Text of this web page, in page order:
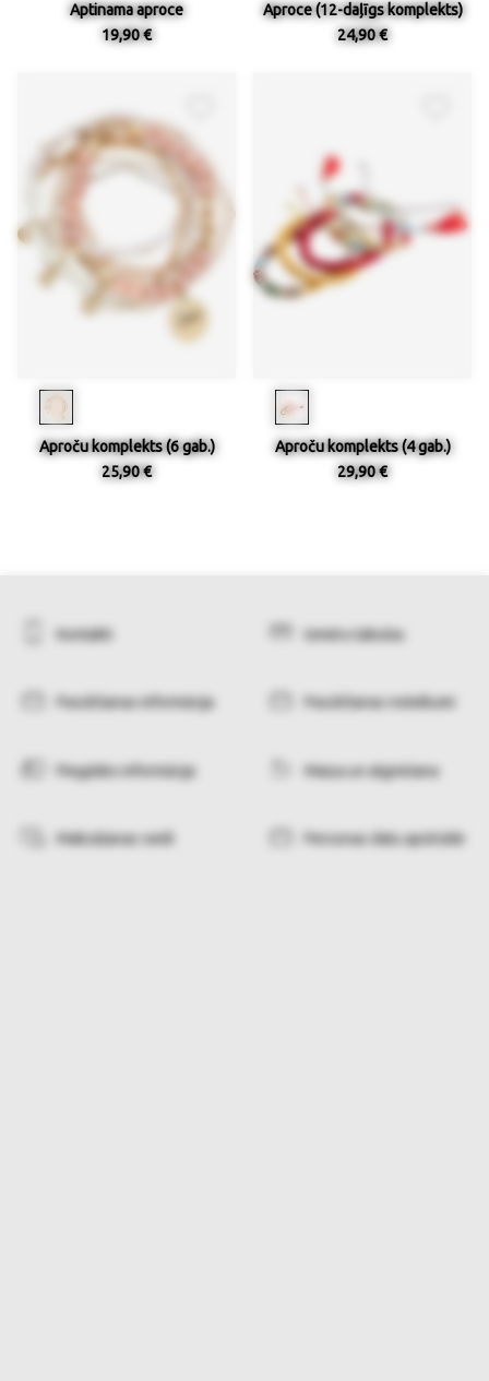
Aptinama aproce
19,90 €
Aproce (12-daļīgs komplekts)
24,90 €
Aproču komplekts (6 gab.)
25,90 €
Aproču komplekts (4 gab.)
29,90 €
Kontakti Izmēru tabulas
Pasūtīšanas informācija Pasūtīšanas noteikumi
Piegādes informācija Maiņa un atgriešana
Maksāšanas veidi Personas datu apstrāde